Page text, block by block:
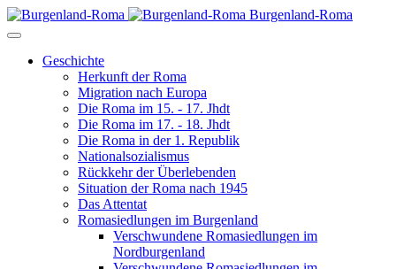
Burgenland-Roma
Geschichte
Herkunft der Roma
Migration nach Europa
Die Roma im 15. - 17. Jhdt
Die Roma im 17. - 18. Jhdt
Die Roma in der 1. Republik
Nationalsozialismus
Rückkehr der Überlebenden
Situation der Roma nach 1945
Das Attentat
Romasiedlungen im Burgenland
Verschwundene Romasiedlungen im
Nordburgenland